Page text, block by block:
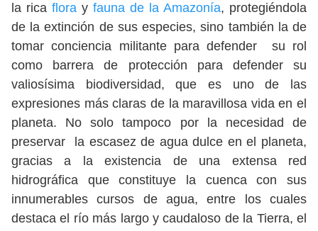
la rica flora y fauna de la Amazonía, protegiéndola
de la extinción de sus especies, sino también la de
tomar conciencia militante para defender su rol
como barrera de protección para defender su
valiosísima biodiversidad, que es uno de las
expresiones más claras de la maravillosa vida en el
planeta. No solo tampoco por la necesidad de
preservar la escasez de agua dulce en el planeta,
gracias a la existencia de una extensa red
hidrográfica que constituye la cuenca con sus
innumerables cursos de agua, entre los cuales
destaca el río más largo y caudaloso de la Tierra, el